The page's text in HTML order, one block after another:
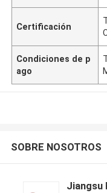
Certificación
Condiciones de p
ago
SOBRE NOSOTROS
Jiangsu